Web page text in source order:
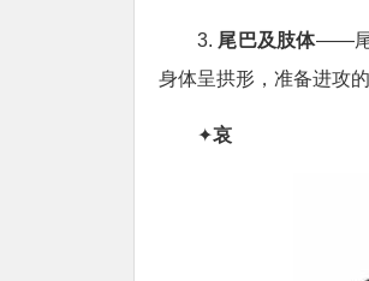
3. 尾巴及肢体——尾
身体呈拱形，准备进攻的
✦哀